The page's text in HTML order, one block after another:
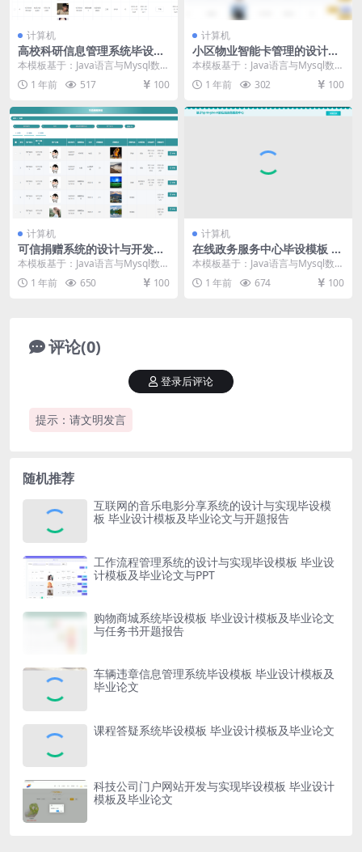
计算机
高校科研信息管理系统毕设模
板 毕业设计模板及毕业论文
本模板基于：Java语言与Mysql数据
库开发 系统功能实现 系统实现这个
章节的...
1 年前 517 100
计算机
小区物业智能卡管理的设计与
实现毕设模板 毕业设计模板及
本模板基于：Java语言与Mysql数据
库开发 系统功能实现 业主信息管理
业主...1 年前 302 100
计算机
可信捐赠系统的设计与开发毕
设模板 毕业设计模板及毕业论
文
本模板基于：Java语言与Mysql数据
库开发 系统功能实现 编程人员在搭
建的开...
1 年前 650 100
计算机
在线政务服务中心毕设模板 毕
业设计模板及毕业论文与PPT
本模板基于：Java语言与Mysql数据
库开发 系统功能实现 本章讲述的是
系统对...
1 年前 674 100
评论(0)
提示：请文明发言
登录后评论
随机推荐
互联网的音乐电影分享系统的设计与实现毕设模
板 毕业设计模板及毕业论文与开题报告
工作流程管理系统的设计与实现毕设模板 毕业设
计模板及毕业论文与PPT
购物商城系统毕设模板 毕业设计模板及毕业论文
与任务书开题报告
车辆违章信息管理系统毕设模板 毕业设计模板及
毕业论文
课程答疑系统毕设模板 毕业设计模板及毕业论文
科技公司门户网站开发与实现毕设模板 毕业设计
模板及毕业论文